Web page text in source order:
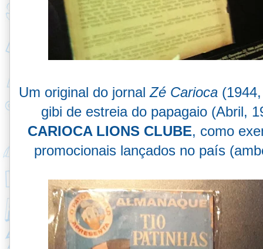
Um original do jornalZé Carioca
gibi de estreia do papagaio (Abril,
CARIOCA LIONS CLUBE, como
promocionais lançados no país